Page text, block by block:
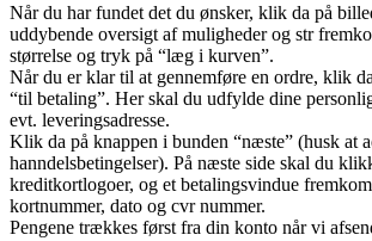
Når du har fundet det du ønsker, klik da på
uddybende oversigt af muligheder og str
størrelse og tryk på “læg i kurven”.
Når du er klar til at gennemføre en ordre, klik
“til betaling”. Her skal du udfylde dine
evt. leveringsadresse.
Klik da på knappen i bunden “næste” (husk at
hanndelsbetingelser). På næste side skal du
kreditkortlogoer, og et betalingsvindue
kortnummer, dato og cvr nummer.
Pengene trækkes først fra din konto når vi